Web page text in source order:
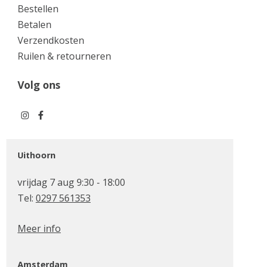
Bestellen
Betalen
Verzendkosten
Ruilen & retourneren
Volg ons
Uithoorn
vrijdag 7 aug 9:30 - 18:00
Tel: 0297 561353
Meer info
Amsterdam